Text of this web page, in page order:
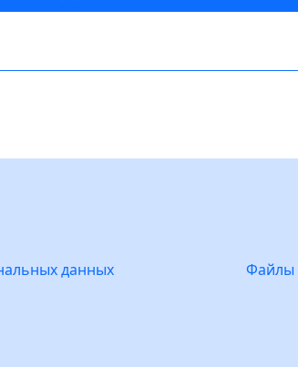
данных Файлы